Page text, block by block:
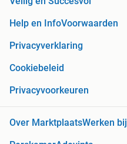
Help en InfoVoorwaarden
Privacyverklaring
Cookiebeleid
Privacyvoorkeuren
Over MarktplaatsWerken bij